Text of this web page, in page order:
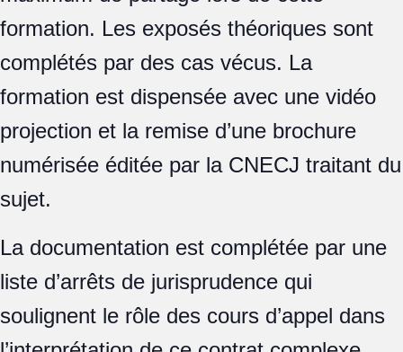
formation. Les exposés théoriques sont
complétés par des cas vécus. La
formation est dispensée avec une vidéo
projection et la remise d’une brochure
numérisée éditée par la CNECJ traitant du
sujet.
La documentation est complétée par une
liste d’arrêts de jurisprudence qui
soulignent le rôle des cours d’appel dans